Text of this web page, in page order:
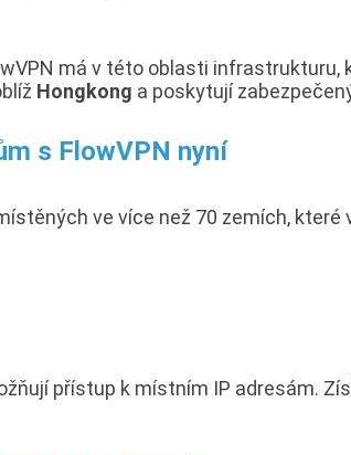
má v této oblasti
Hongkong a poskytují
s FlowVPN nyní
ve více než 70 zemích,
přístup k místním IP adresám.